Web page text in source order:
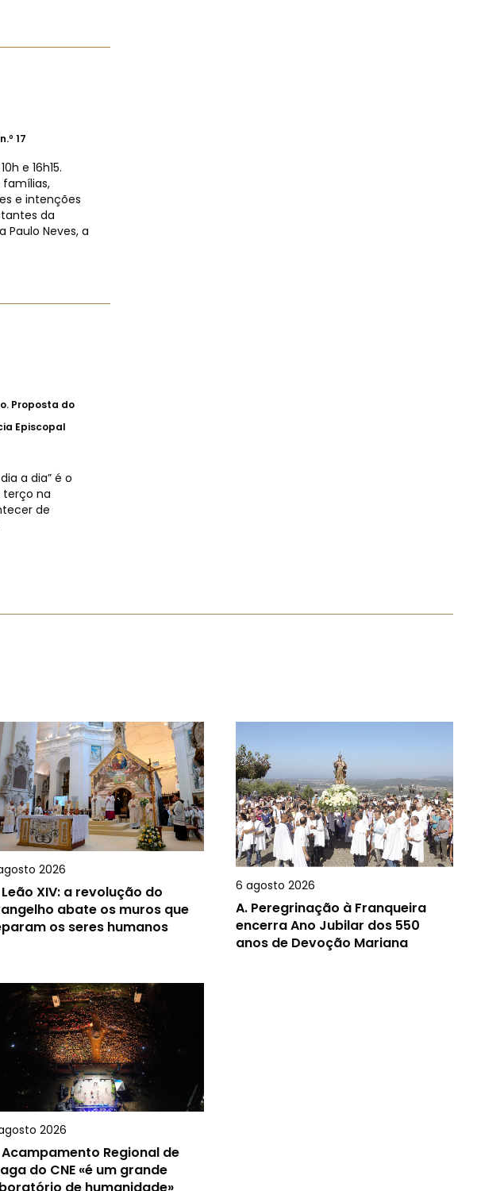
17
e 16h15.
famílias,
e intenções
da
Paulo Neves, a
Proposta do
Episcopal
a dia” é o
terço na
de
2026
Leão XIV: a revolução do
abate os muros que
os seres humanos
6 agosto 2026
A. Peregrinação à Franqueira
encerra Ano Jubilar dos 550
anos de Devoção Mariana
2026
Acampamento Regional de
do CNE «é um grande